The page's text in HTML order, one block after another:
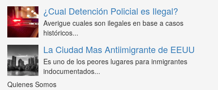
¿Cual Detención Policial es Ilegal?
Averigue cuales son ilegales en base a casos
históricos...
La Ciudad Mas Antiimigrante de EEUU
Es uno de los peores lugares para inmigrantes
indocumentados...
Quienes Somos